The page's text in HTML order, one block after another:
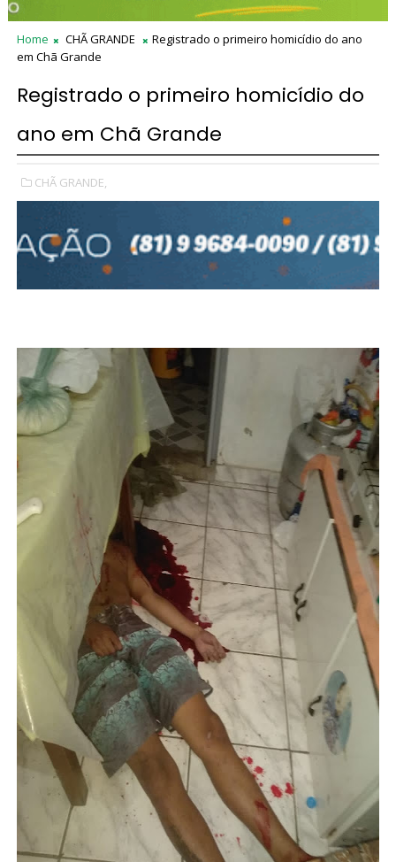
Home CHÃ GRANDE
Registrado o primeiro homicídio do ano
em Chã Grande
Registrado o primeiro homicídio do
ano em Chã Grande
CHÃ GRANDE,